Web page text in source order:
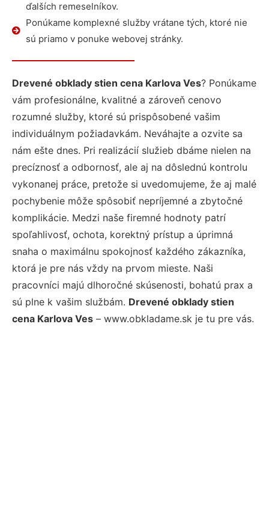
ďalších remeselníkov.
Ponúkame komplexné služby vrátane tých, ktoré nie
sú priamo v ponuke webovej stránky.
Drevené obklady stien cena Karlova Ves? Ponúkame
vám profesionálne, kvalitné a zároveň cenovo
rozumné služby, ktoré sú prispôsobené vašim
individuálnym požiadavkám. Neváhajte a ozvite sa
nám ešte dnes. Pri realizácií služieb dbáme nielen na
precíznosť a odbornosť, ale aj na dôslednú kontrolu
vykonanej práce, pretože si uvedomujeme, že aj malé
pochybenie môže spôsobiť nepríjemné a zbytočné
komplikácie. Medzi naše firemné hodnoty patrí
spoľahlivosť, ochota, korektný prístup a úprimná
snaha o maximálnu spokojnosť každého zákazníka,
ktorá je pre nás vždy na prvom mieste. Naši
pracovníci majú dlhoročné skúsenosti, bohatú prax a
sú plne k vašim službám. Drevené obklady stien
cena Karlova Ves – www.obkladame.sk je tu pre vás.